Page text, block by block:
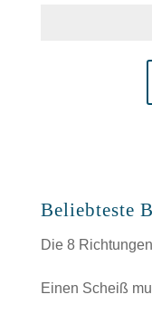
Beliebteste
Die 8
Einen Scheiß